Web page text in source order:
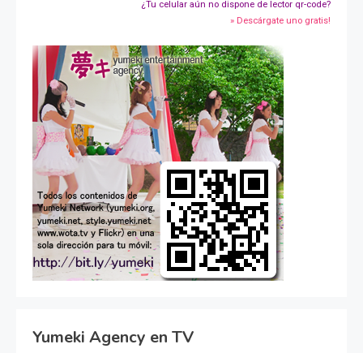
¿Tu celular aún no dispone de lector qr-code?
» Descárgate uno gratis!
Yumeki Agency en TV